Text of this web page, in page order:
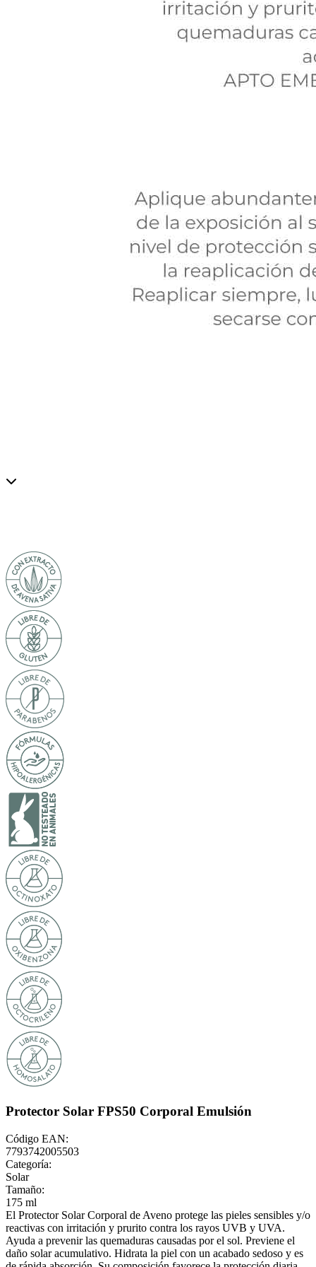
Protector Solar FPS50 Corporal Emulsión
Código EAN:
7793742005503
Categoría:
Solar
Tamaño:
175 ml
El Protector Solar Corporal de Aveno protege las pieles sensibles y/o
reactivas con irritación y prurito contra los rayos UVB y UVA.
Ayuda a prevenir las quemaduras causadas por el sol. Previene el
daño solar acumulativo. Hidrata la piel con un acabado sedoso y es